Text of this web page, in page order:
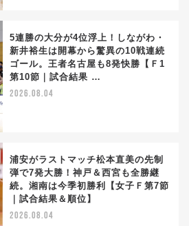
5連勝の大分が4位浮上！しながわ・
新井裕生は開幕から驚異の10戦連続
ゴール。王者名古屋も8発快勝【Ｆ1
第10節｜試合結果 …
2026.08.04
浦安がラストマッチ松本直美の先制
弾で7発大勝！神戸＆西宮も全勝継
続。湘南は今季初勝利【女子Ｆ第7節
｜試合結果＆順位】
2026.08.04